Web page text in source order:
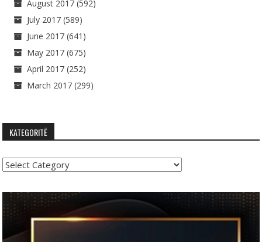
August 2017 (592)
July 2017 (589)
June 2017 (641)
May 2017 (675)
April 2017 (252)
March 2017 (299)
KATEGORITË
Kategoritë